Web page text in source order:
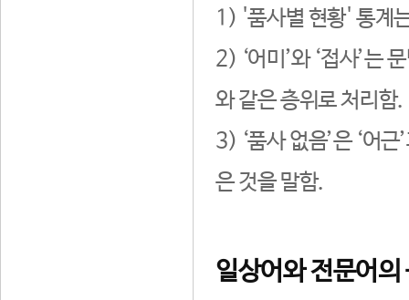
1) '품사별 현황' 통계
2) ‘어미’와 ‘접사’는
와 같은 층위로 처리함.
3) ‘품사 없음’은 ‘어
은 것을 말함.
일상어와 전문어의